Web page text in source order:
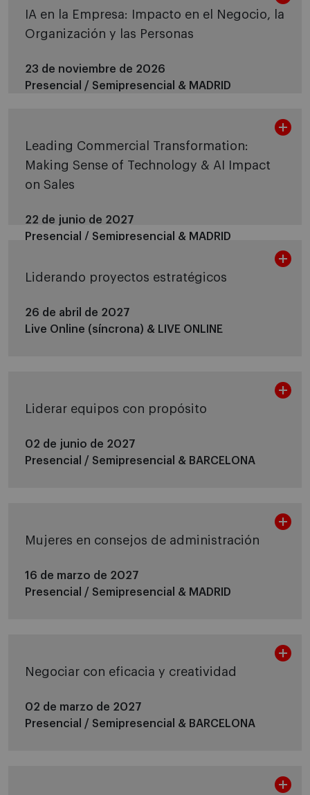
IA en la Empresa: Impacto en el Negocio, la
Organización y las Personas
23 de noviembre de 2026
Presencial / Semipresencial & MADRID
Leading Commercial Transformation:
Making Sense of Technology & AI Impact
on Sales
22 de junio de 2027
Presencial / Semipresencial & MADRID
Liderando proyectos estratégicos
26 de abril de 2027
Live Online (síncrona) & LIVE ONLINE
Liderar equipos con propósito
02 de junio de 2027
Presencial / Semipresencial & BARCELONA
Mujeres en consejos de administración
16 de marzo de 2027
Presencial / Semipresencial & MADRID
Negociar con eficacia y creatividad
02 de marzo de 2027
Presencial / Semipresencial & BARCELONA